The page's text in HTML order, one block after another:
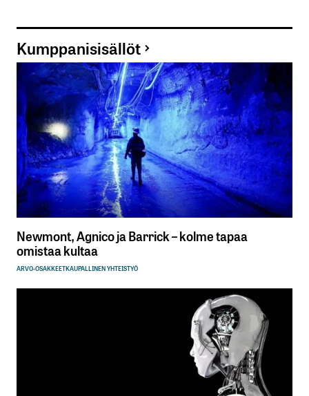
Kumppanisisällöt
Newmont, Agnico ja Barrick – kolme tapaa
omistaa kultaa
ARVO-OSAKKEETKAUPALLINEN YHTEISTYÖ